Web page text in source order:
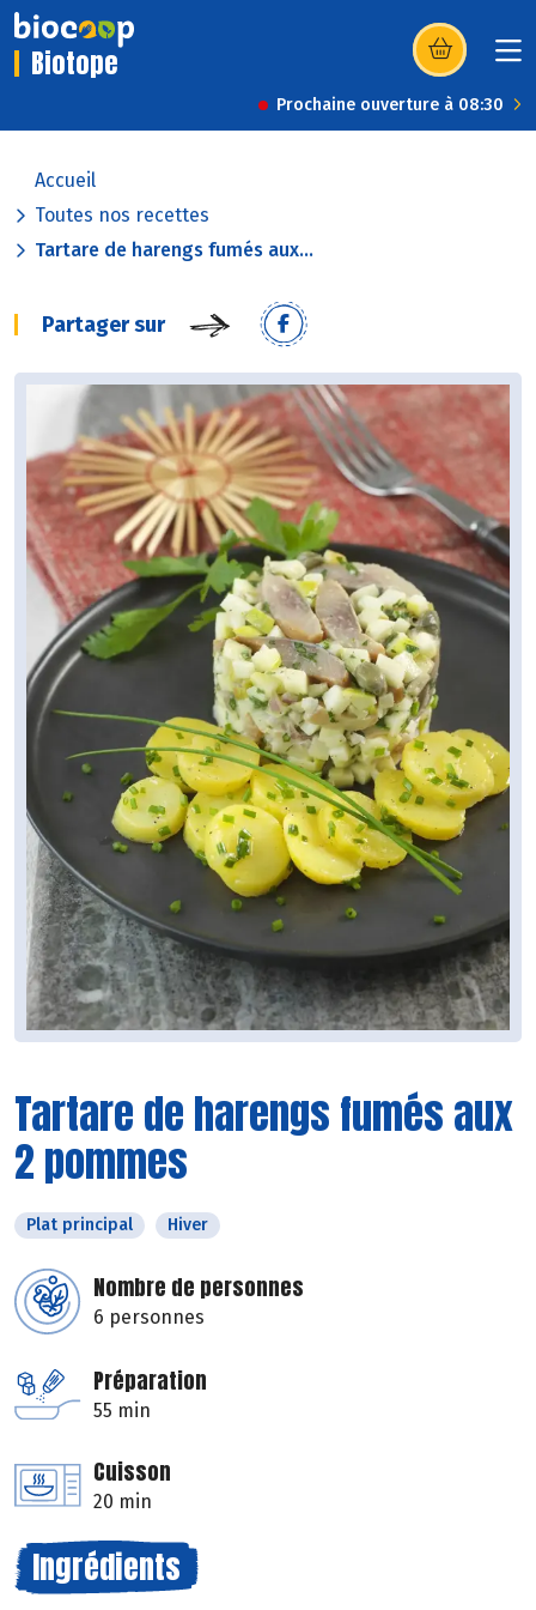
Biotope (s’ouvre dans
Prochaine ouverture à 08:30
Accueil
Toutes nos recettes
Tartare de harengs fumés aux...
Partager sur
Tartare de harengs fumés aux
2 pommes
Plat principal Hiver
Nombre de personnes
6 personnes
Préparation
55 min
Cuisson
20 min
Ingrédients